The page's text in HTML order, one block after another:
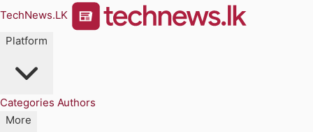
TechNews.LK
Platform
Categories Authors
More